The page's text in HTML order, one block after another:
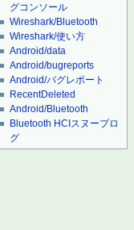
グコンソール
Wireshark/Bluetooth
Wireshark/使い方
Android/data
Android/bugreports
Android/バグレポート
RecentDeleted
Android/Bluetooth
Bluetooth HCIスヌープロ
グ